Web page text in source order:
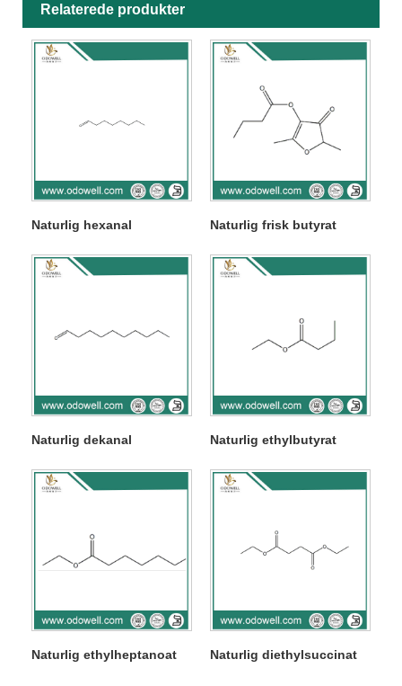
Relaterede produkter
Naturlig hexanal Naturlig frisk butyrat
Naturlig dekanal Naturlig ethylbutyrat
Naturlig ethylheptanoat Naturlig diethylsuccinat